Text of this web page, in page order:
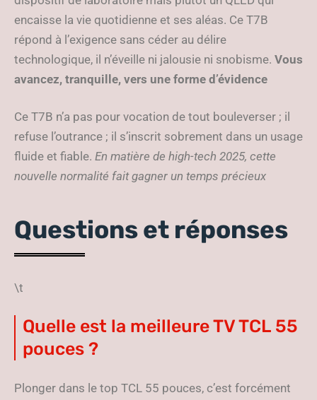
encaisse la vie quotidienne et ses aléas. Ce T7B
répond à l’exigence sans céder au délire
technologique, il n’éveille ni jalousie ni snobisme. Vous
avancez, tranquille, vers une forme d’évidence
Ce T7B n’a pas pour vocation de tout bouleverser ; il
refuse l’outrance ; il s’inscrit sobrement dans un usage
fluide et fiable. En matière de high-tech 2025, cette
nouvelle normalité fait gagner un temps précieux
Questions et réponses
\t
Quelle est la meilleure TV TCL 55
pouces ?
Plonger dans le top TCL 55 pouces, c’est forcément